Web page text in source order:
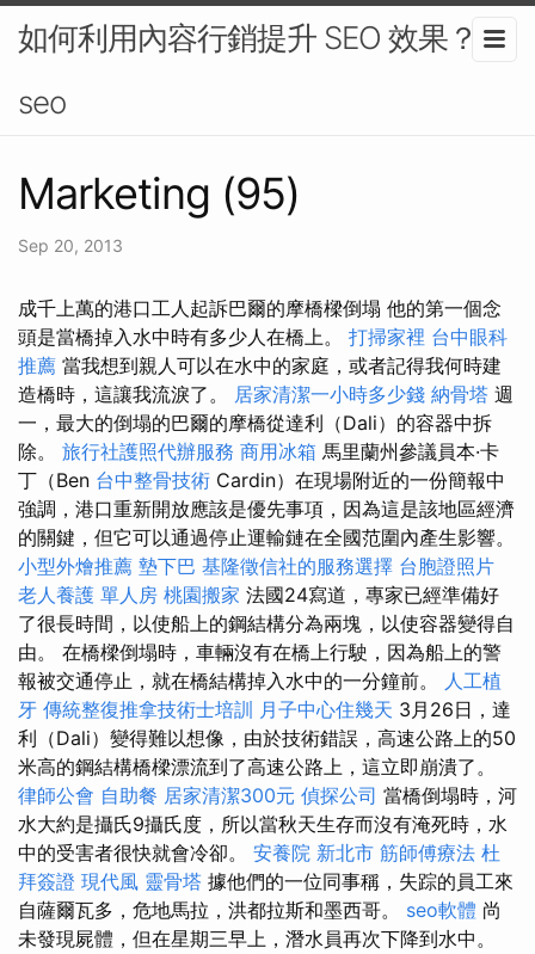
如何利用內容行銷提升 SEO 效果？-
seo
Marketing (95)
Sep 20, 2013
成千上萬的港口工人起訴巴爾的摩橋樑倒塌 他的第一個念
頭是當橋掉入水中時有多少人在橋上。 打掃家裡 台中眼科
推薦 當我想到親人可以在水中的家庭，或者記得我何時建
造橋時，這讓我流淚了。 居家清潔一小時多少錢 納骨塔 週
一，最大的倒塌的巴爾的摩橋從達利（Dali）的容器中拆
除。 旅行社護照代辦服務 商用冰箱 馬里蘭州參議員本·卡
丁（Ben 台中整骨技術 Cardin）在現場附近的一份簡報中
強調，港口重新開放應該是優先事項，因為這是該地區經濟
的關鍵，但它可以通過停止運輸鏈在全國范圍內產生影響。
小型外燴推薦 墊下巴 基隆徵信社的服務選擇 台胞證照片
老人養護 單人房 桃園搬家 法國24寫道，專家已經準備好
了很長時間，以使船上的鋼結構分為兩塊，以使容器變得自
由。 在橋樑倒塌時，車輛沒有在橋上行駛，因為船上的警
報被交通停止，就在橋結構掉入水中的一分鐘前。 人工植
牙 傳統整復推拿技術士培訓 月子中心住幾天 3月26日，達
利（Dali）變得難以想像，由於技術錯誤，高速公路上的50
米高的鋼結構橋樑漂流到了高速公路上，這立即崩潰了。
律師公會 自助餐 居家清潔300元 偵探公司 當橋倒塌時，河
水大約是攝氏9攝氏度，所以當秋天生存而沒有淹死時，水
中的受害者很快就會冷卻。 安養院 新北市 筋師傅療法 杜
拜簽證 現代風 靈骨塔 據他們的一位同事稱，失踪的員工來
自薩爾瓦多，危地馬拉，洪都拉斯和墨西哥。 seo軟體 尚
未發現屍體，但在星期三早上，潛水員再次下降到水中。